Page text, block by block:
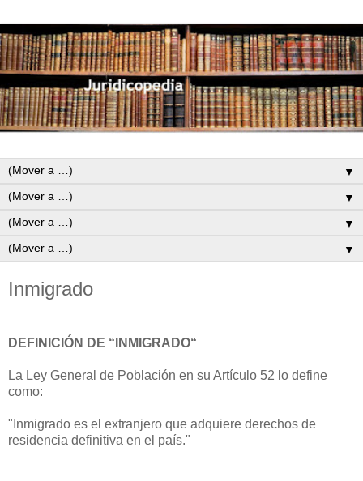
▼
▼
▼
▼
Inmigrado
DEFINICIÓN DE “INMIGRADO“
La Ley General de Población en su Artículo 52 lo define
como:
"Inmigrado es el extranjero que adquiere derechos de
residencia definitiva en el país."